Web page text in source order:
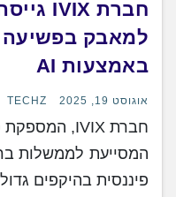
למאבק בפשיעה
באמצעות AI
אוגוסט 19, 2025 TECHZ
המסייעת לממשלות
פיננסית בהיקפים